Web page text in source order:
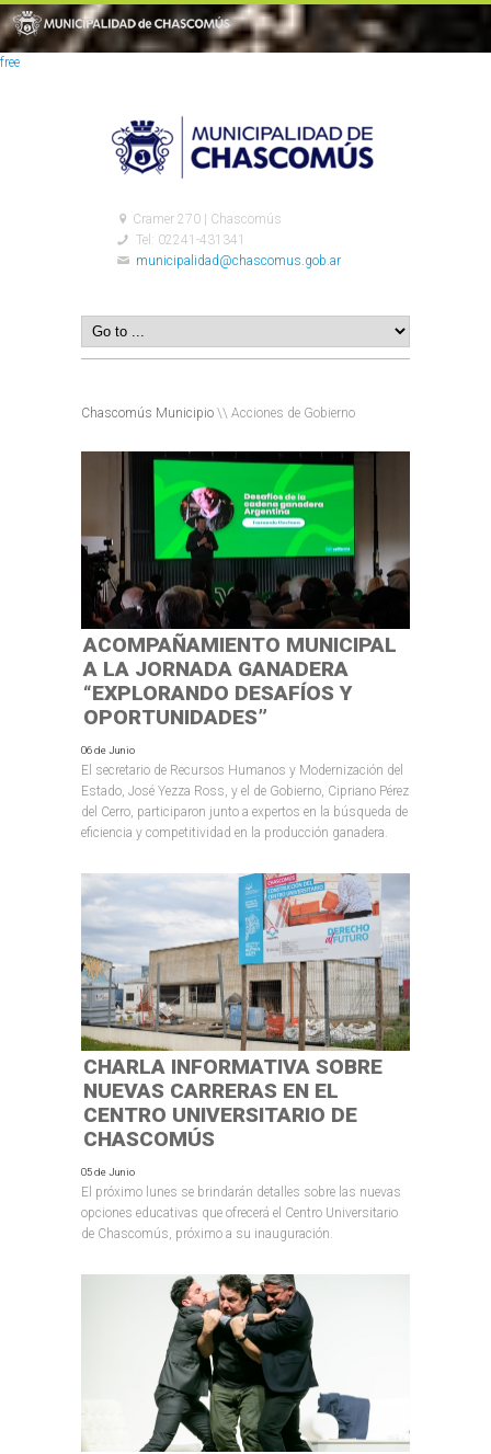
free
Cramer 270 | Chascomús
Tel: 02241-431341
municipalidad@chascomus.gob.ar
Chascomús Municipio \\ Acciones de Gobierno
ACOMPAÑAMIENTO MUNICIPAL
A LA JORNADA GANADERA
“EXPLORANDO DESAFÍOS Y
OPORTUNIDADES”
06 de Junio
El secretario de Recursos Humanos y Modernización del
Estado, José Yezza Ross, y el de Gobierno, Cipriano Pérez
del Cerro, participaron junto a expertos en la búsqueda de
eficiencia y competitividad en la producción ganadera.
CHARLA INFORMATIVA SOBRE
NUEVAS CARRERAS EN EL
CENTRO UNIVERSITARIO DE
CHASCOMÚS
05 de Junio
El próximo lunes se brindarán detalles sobre las nuevas
opciones educativas que ofrecerá el Centro Universitario
de Chascomús, próximo a su inauguración.